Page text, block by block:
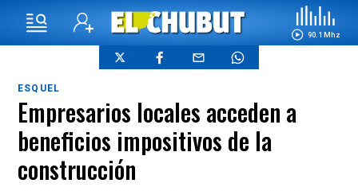
90.1 Mhz
ESQUEL
Empresarios locales acceden a
beneficios impositivos de la
construcción